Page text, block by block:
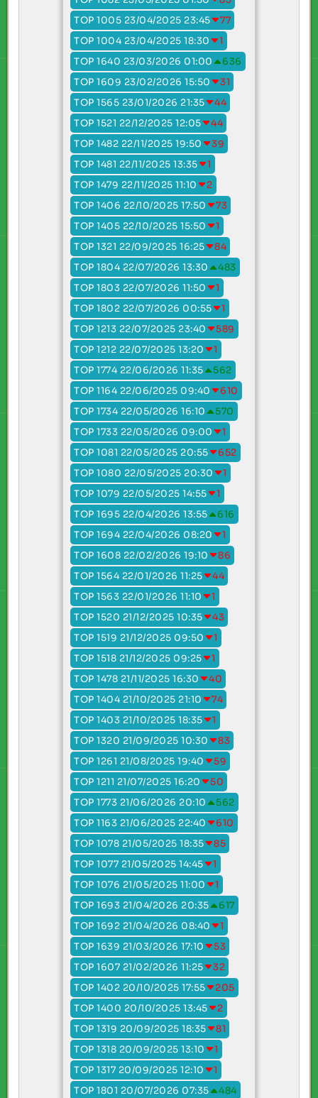
TOP 1005 23/04/2025 23:45
77
TOP 1004 23/04/2025 18:30
1
TOP 1640 23/03/2026 01:00
636
TOP 1609 23/02/2026 15:50
31
TOP 1565 23/01/2026 21:35
44
TOP 1521 22/12/2025 12:05
44
TOP 1482 22/11/2025 19:50
39
TOP 1481 22/11/2025 13:35
1
TOP 1479 22/11/2025 11:10
2
TOP 1406 22/10/2025 17:50
73
TOP 1405 22/10/2025 15:50
1
TOP 1321 22/09/2025 16:25
84
TOP 1804 22/07/2026 13:30
483
TOP 1803 22/07/2026 11:50
1
TOP 1802 22/07/2026 00:55
1
TOP 1213 22/07/2025 23:40
589
TOP 1212 22/07/2025 13:20
1
TOP 1774 22/06/2026 11:35
562
TOP 1164 22/06/2025 09:40
610
TOP 1734 22/05/2026 16:10
570
TOP 1733 22/05/2026 09:00
1
TOP 1081 22/05/2025 20:55
652
TOP 1080 22/05/2025 20:30
1
TOP 1079 22/05/2025 14:55
1
TOP 1695 22/04/2026 13:55
616
TOP 1694 22/04/2026 08:20
1
TOP 1608 22/02/2026 19:10
86
TOP 1564 22/01/2026 11:25
44
TOP 1563 22/01/2026 11:10
1
TOP 1520 21/12/2025 10:35
43
TOP 1519 21/12/2025 09:50
1
TOP 1518 21/12/2025 09:25
1
TOP 1478 21/11/2025 16:30
40
TOP 1404 21/10/2025 21:10
74
TOP 1403 21/10/2025 18:35
1
TOP 1320 21/09/2025 10:30
83
TOP 1261 21/08/2025 19:40
59
TOP 1211 21/07/2025 16:20
50
TOP 1773 21/06/2026 20:10
562
TOP 1163 21/06/2025 22:40
610
TOP 1078 21/05/2025 18:35
85
TOP 1077 21/05/2025 14:45
1
TOP 1076 21/05/2025 11:00
1
TOP 1693 21/04/2026 20:35
617
TOP 1692 21/04/2026 08:40
1
TOP 1639 21/03/2026 17:10
53
TOP 1607 21/02/2026 11:25
32
TOP 1402 20/10/2025 17:55
205
TOP 1400 20/10/2025 13:45
2
TOP 1319 20/09/2025 18:35
81
TOP 1318 20/09/2025 13:10
1
TOP 1317 20/09/2025 12:10
1
TOP 1801 20/07/2026 07:35
484